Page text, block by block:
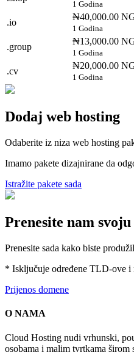
1 Godina
.io
₦40,000.00
1 Godina
.group
₦13,000.00
1 Godina
.cv
₦20,000.00
1 Godina
Dodaj web hosting
Odaberite iz niza web hosting
Imamo pakete dizajnirane da
Istražite pakete sada
Prenesite nam
Prenesite sada kako biste
* Isključuje određene TLD-ove i
Prijenos domene
O NAMA
Cloud Hosting nudi vrhunski,
osobama i malim tvrtkama širom